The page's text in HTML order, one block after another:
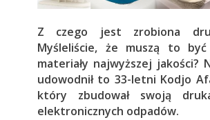
Z czego jest zrobiona
Myśleliście, że muszą to być
materiały najwyższej jakości?
udowodnił to 33-letni Kodjo
który zbudował swoją
elektronicznych odpadów.